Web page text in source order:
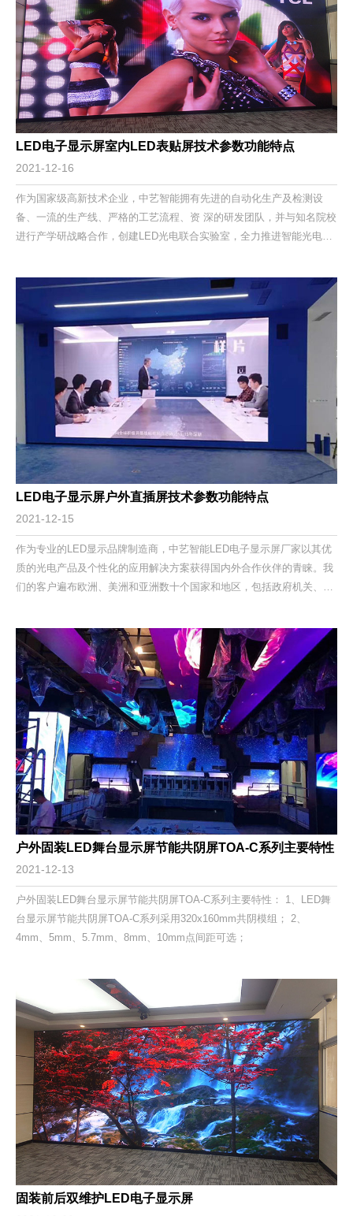
LED电子显示屏室内LED表贴屏技术参数功能特点
2021-12-16
作为国家级高新技术企业，中艺智能拥有先进的自动化生产及检测设
备、一流的生产线、严格的工艺流程、资 深的研发团队，并与知名院校
进行产学研战略合作，创建LED光电联合实验室，全力推进智能光电等
LED电子显示屏户外直插屏技术参数功能特点
2021-12-15
作为专业的LED显示品牌制造商，中艺智能LED电子显示屏厂家以其优
质的光电产品及个性化的应用解决方案获得国内外合作伙伴的青睐。我
们的客户遍布欧洲、美洲和亚洲数十个国家和地区，包括政府机关、企
户外固装LED舞台显示屏节能共阴屏TOA-C系列主要特性
2021-12-13
户外固装LED舞台显示屏节能共阴屏TOA-C系列主要特性： 1、LED舞
台显示屏节能共阴屏TOA-C系列采用320x160mm共阴模组； 2、
4mm、5mm、5.7mm、8mm、10mm点间距可选；
固装前后双维护LED电子显示屏